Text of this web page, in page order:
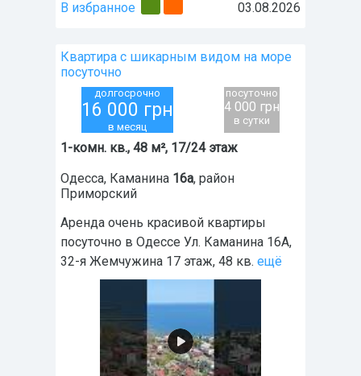
В избранное 03.08.2026
Квартира с шикарным видом на море
посуточно
долгосрочно
16 000 грн
в месяц
посуточно
4 000 грн
в сутки
1-комн. кв., 48 м², 17/24 этаж
Одесса, Каманина 16а, район
Приморский
Аренда очень красивой квартиры
посуточно в Одессе Ул. Каманина 16А,
32-я Жемчужина 17 этаж, 48 кв. ещё